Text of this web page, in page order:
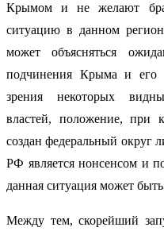
Крымом и не желают
ситуацию в данном
может объясняться
подчинения Крыма и его
зрения некоторых
властей, положение, при
создан федеральный округ
РФ является нонсенсом и
данная ситуация может
Между тем, скорейший